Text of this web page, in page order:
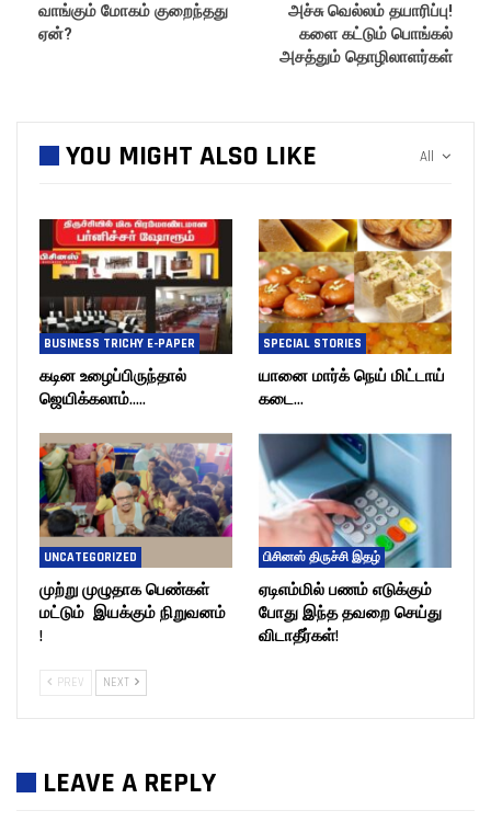
வாங்கும் மோகம் குறைந்தது
ஏன்?
அச்சு வெல்லம் தயாரிப்பு!
களை கட்டும் பொங்கல்
அசத்தும் தொழிலாளர்கள்
All
YOU MIGHT ALSO LIKE
BUSINESS TRICHY E-PAPER
கடின உழைப்பிருந்தால்
ஜெயிக்கலாம்…..
SPECIAL STORIES
யானை மார்க் நெய் மிட்டாய்
கடை…
UNCATEGORIZED
முற்று முழுதாக பெண்கள்
மட்டும் இயக்கும் நிறுவனம்
!
பிசினஸ் திருச்சி இதழ்
ஏடிஎம்மில் பணம் எடுக்கும்
போது இந்த தவறை செய்து
விடாதீர்கள்!
PREV NEXT
LEAVE A REPLY